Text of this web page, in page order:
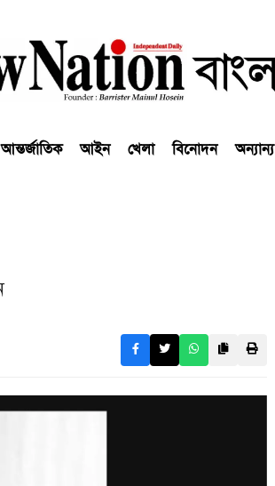
আন্তর্জাতিক আইন খেলা বিনোদন অন্যান্য